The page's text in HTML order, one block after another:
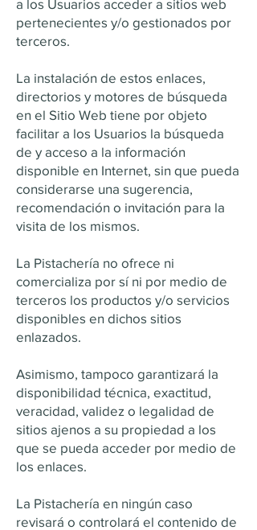
a los Usuarios acceder a sitios web
pertenecientes y/o gestionados por
terceros.
La instalación de estos enlaces,
directorios y motores de búsqueda
en el Sitio Web tiene por objeto
facilitar a los Usuarios la búsqueda
de y acceso a la información
disponible en Internet, sin que pueda
considerarse una sugerencia,
recomendación o invitación para la
visita de los mismos.
La Pistachería no ofrece ni
comercializa por sí ni por medio de
terceros los productos y/o servicios
disponibles en dichos sitios
enlazados.
Asimismo, tampoco garantizará la
disponibilidad técnica, exactitud,
veracidad, validez o legalidad de
sitios ajenos a su propiedad a los
que se pueda acceder por medio de
los enlaces.
La Pistachería en ningún caso
revisará o controlará el contenido de